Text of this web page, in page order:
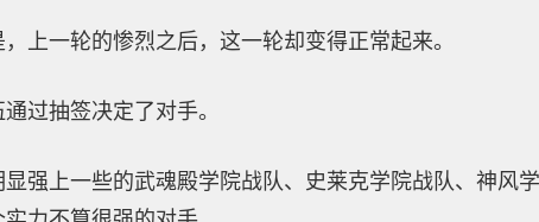
上一轮的惨烈之后，这一轮却变得正常起来。
过抽签决定了对手。
显强上一些的武魂殿学院战队、史莱克学院战队、神风